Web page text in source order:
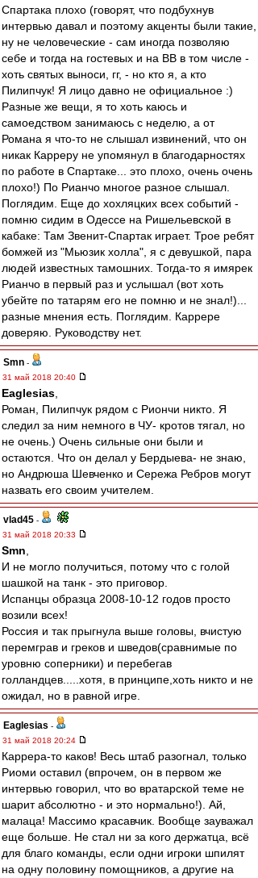
Спартака плохо (говорят, что подбухнув
интервью давал и поэтому акценты были такие,
ну не человеческие - сам иногда позволяю
себе и тогда на гостевых и на ВВ в том числе -
хоть святых выноси, гг, - но кто я, а кто
Пилипчук! Я лицо давно не официальное :)
Разные же вещи, я то хоть каюсь и
самоедством занимаюсь с неделю, а от
Романа я что-то не слышал извинений, что он
никак Карреру не упомянул в благодарностях
по работе в Спартаке... это плохо, очень очень
плохо!) По Рианчо многое разное слышал.
Поглядим. Еще до хохляцких всех событий -
помню сидим в Одессе на Ришельевской в
кабаке: Там Звенит-Спартак играет. Трое ребят
бомжей из "Мьюзик холла", я с девушкой, пара
людей известных тамошних. Тогда-то я имярек
Рианчо в первый раз и услышал (вот хоть
убейте по татарям его не помню и не знал!)...
разные мнения есть. Поглядим. Каррере
доверяю. Руководству нет.
Smn -
31 май 2018 20:40
Eaglesias
Роман, Пилипчук рядом с Риончи никто. Я
следил за ним немного в ЧУ- кротов тягал, но
не очень.) Очень сильные они были и
остаются. Что он делал у Бердыева- не знаю,
но Андрюша Шевченко и Сережа Ребров могут
назвать его своим учителем.
vlad45 -
31 май 2018 20:33
Smn
И не могло получиться, потому что с голой
шашкой на танк - это приговор.
Испанцы образца 2008-10-12 годов просто
возили всех!
Россия и так прыгнула выше головы, вчистую
перемграв и греков и шведов(сравнимые по
уровню соперники) и перебегав
голландцев.....хотя, в принципе,хоть никто и не
ожидал, но в равной игре.
Eaglesias -
31 май 2018 20:24
Каррера-то каков! Весь штаб разогнал, только
Риоми оставил (впрочем, он в первом же
интервью говорил, что во вратарской теме не
шарит абсолютно - и это нормально!). Ай,
малаца! Массимо красавчик. Вообще зауважал
еще больше. Не стал ни за кого держатца, всё
для благо команды, если одни игроки шпилят
на одну половину помощников, а другие на